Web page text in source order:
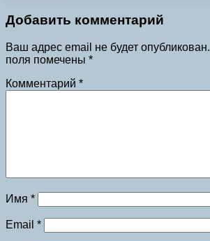
Добавить комментарий
Ваш адрес email не будет опубликован.
поля помечены *
Комментарий *
Имя *
Email *